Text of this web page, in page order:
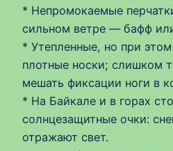
* Непромокаемые
сильном ветре — бафф
* Утепленные, но при
плотные носки; слишком
мешать фиксации ноги в
* На Байкале и в горах
солнцезащитные очки:
отражают свет.